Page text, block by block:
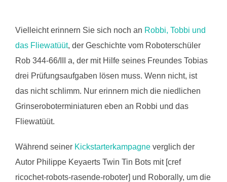
Vielleicht erinnern Sie sich noch an Robbi, Tobbi und
das Fliewatüüt, der Geschichte vom Roboterschüler
Rob 344-66/III a, der mit Hilfe seines Freundes Tobias
drei Prüfungsaufgaben lösen muss. Wenn nicht, ist
das nicht schlimm. Nur erinnern mich die niedlichen
Grinseroboterminiaturen eben an Robbi und das
Fliewatüüt.
Während seiner Kickstarterkampagne verglich der
Autor Philippe Keyaerts Twin Tin Bots mit [cref
ricochet-robots-rasende-roboter] und Roborally, um die